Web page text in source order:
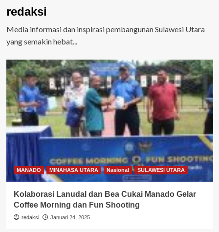
redaksi
Media informasi dan inspirasi pembangunan Sulawesi Utara
yang semakin hebat...
MANADO MINAHASA UTARA Nasional SULAWESI UTARA
Kolaborasi Lanudal dan Bea Cukai Manado Gelar
Coffee Morning dan Fun Shooting
redaksi Januari 24, 2025